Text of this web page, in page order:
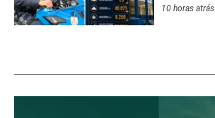
10 horas atrás